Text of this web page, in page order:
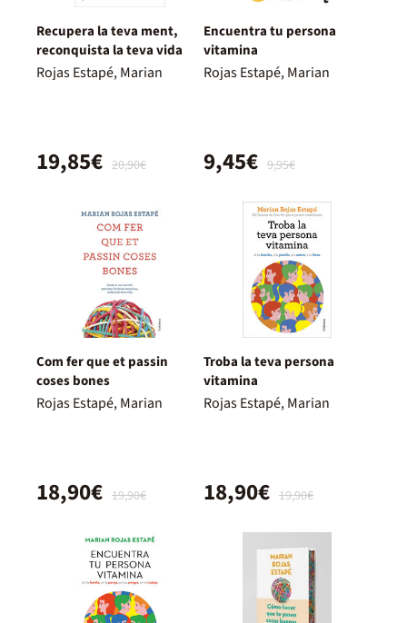
Recupera la teva ment,
reconquista la teva vida
Rojas Estapé, Marian
20,90€
19,85€
Encuentra tu persona
vitamina
Rojas Estapé, Marian
9,95€
9,45€
Com fer que et passin
coses bones
Rojas Estapé, Marian
19,90€
18,90€
Troba la teva persona
vitamina
Rojas Estapé, Marian
19,90€
18,90€